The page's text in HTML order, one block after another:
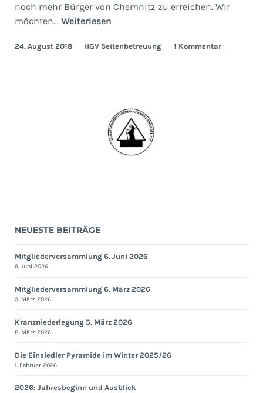
noch mehr Bürger von Chemnitz zu erreichen. Wir
möchten… WeiterlesenPetition
Abschaffung
24. August 2018 HGV Seitenbetreuung 1 Kommentar
NEUESTE BEITRÄGE
Mitgliederversammlung 6. Juni 2026
9. Juni 2026
Mitgliederversammlung 6. März 2026
9. März 2026
Kranzniederlegung 5. März 2026
8. März 2026
Die Einsiedler Pyramide im Winter 2025/26
1. Februar 2026
2026: Jahresbeginn und Ausblick